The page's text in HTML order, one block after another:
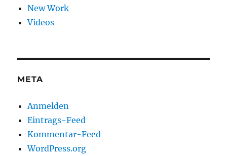
New Work
Videos
META
Anmelden
Eintrags-Feed
Kommentar-Feed
WordPress.org